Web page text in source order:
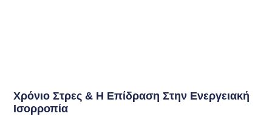
Χρόνιο Στρες & Η Επίδραση Στην Ενεργειακή
Ισορροπία